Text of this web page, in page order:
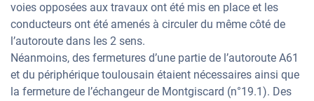
voies opposées aux travaux ont été mis en place et les
conducteurs ont été amenés à circuler du même côté de
l’autoroute dans les 2 sens.
Néanmoins, des fermetures d’une partie de l’autoroute A61
et du périphérique toulousain étaient nécessaires ainsi que
la fermeture de l’échangeur de Montgiscard (n°19.1). Des